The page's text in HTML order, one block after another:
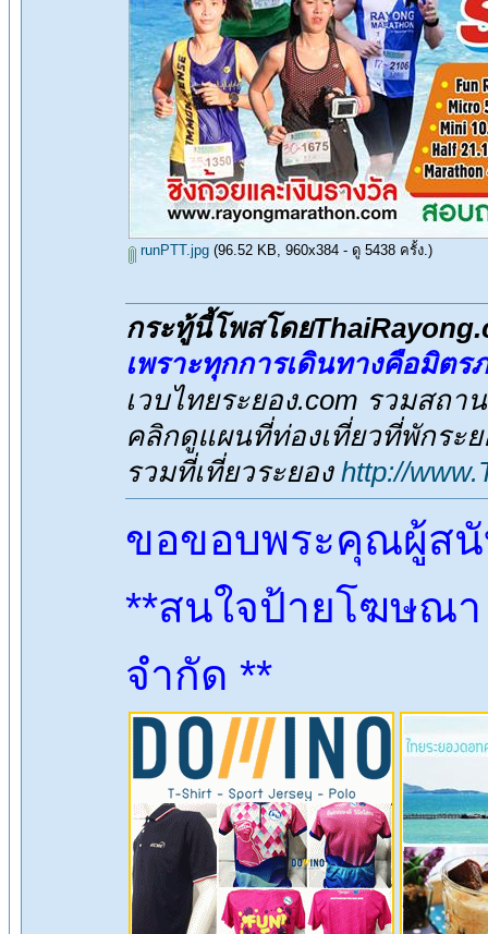
runPTT.jpg (96.52 KB, 960x384 - ดู 5438 ครั้ง.)
กระทู้นี้โพสโดย
เพราะทุกการเดินทางคือมิตร
เวบไทยระยอง.com รวมสถ
คลิกดูแผนที่ท่องเที่ยวที่พักระ
รวมที่เที่ยวระยอง http://
ขอขอบพระคุณผู้สนั
**สนใจป้ายโฆษณ
จำกัด **